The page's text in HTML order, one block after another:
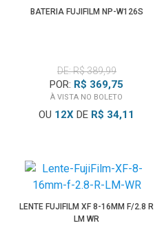
BATERIA FUJIFILM NP-W126S
DE: R$ 389,99
POR: R$ 369,75
À VISTA NO BOLETO
OU 12X DE R$ 34,11
LENTE FUJIFILM XF 8-16MM F/2.8 R
LM WR